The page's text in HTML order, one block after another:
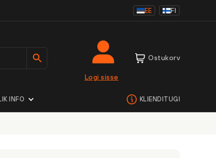
EE FI
Logi sisse
Ostukorv
INFO KLIENDITUGI